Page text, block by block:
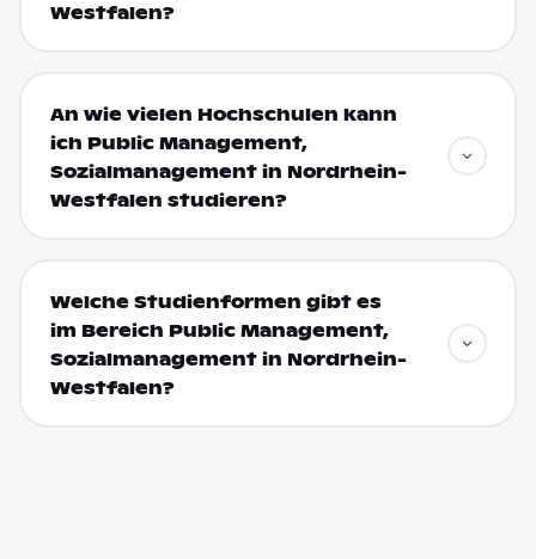
Westfalen?
An wie vielen Hochschulen kann
ich Public Management,
Sozialmanagement in Nordrhein-
Westfalen studieren?
Welche Studienformen gibt es
im Bereich Public Management,
Sozialmanagement in Nordrhein-
Westfalen?